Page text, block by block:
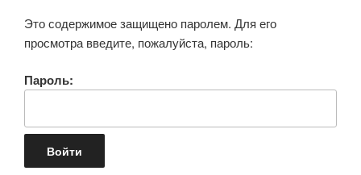
Это содержимое защищено паролем. Для его
просмотра введите, пожалуйста, пароль:
Пароль: